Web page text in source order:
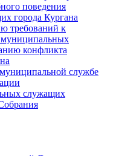
поведения
города Кургана
требований к
конфликта
службе
служащих